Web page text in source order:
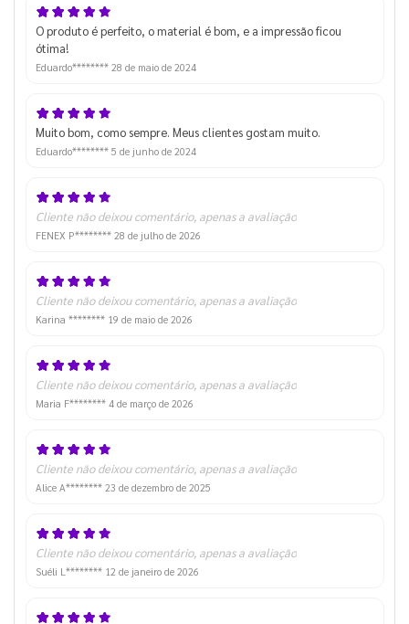
O produto é perfeito, o material é bom, e a impressão ficou
ótima!
Eduardo******** 28 de maio de 2024
Muito bom, como sempre. Meus clientes gostam muito.
Eduardo******** 5 de junho de 2024
Cliente não deixou comentário, apenas a avaliação
FENEX P******** 28 de julho de 2026
Cliente não deixou comentário, apenas a avaliação
Karina ******** 19 de maio de 2026
Cliente não deixou comentário, apenas a avaliação
Maria F******** 4 de março de 2026
Cliente não deixou comentário, apenas a avaliação
Alice A******** 23 de dezembro de 2025
Cliente não deixou comentário, apenas a avaliação
Suéli L******** 12 de janeiro de 2026